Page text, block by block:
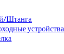
Штанга
устройства